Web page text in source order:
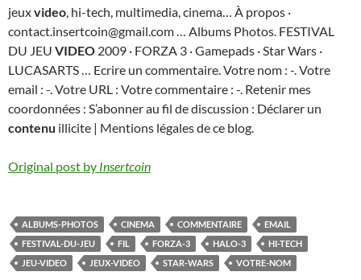
jeuxvideo, hi-tech, multimedia, cinema… À propos ·
contact.insertcoin@gmail.com … Albums Photos. FESTIVAL
DU JEU VIDEO 2009 · FORZA 3 · Gamepads · Star Wars ·
LUCASARTS … Ecrire un commentaire. Votre nom : -. Votre
email : -. Votre URL : Votre commentaire : -. Retenir mes
coordonnées : S’abonner au fil de discussion : Déclarer un
contenu illicite | Mentions légales de ce blog.
Original post by Insertcoin
ALBUMS-PHOTOS CINEMA COMMENTAIRE
EMAIL
FESTIVAL-DU-JEU
FIL FORZA-3 HALO-3
HI-TECH
JEU-VIDEO
JEUX-VIDEO STAR-WARS VOTRE-NOM